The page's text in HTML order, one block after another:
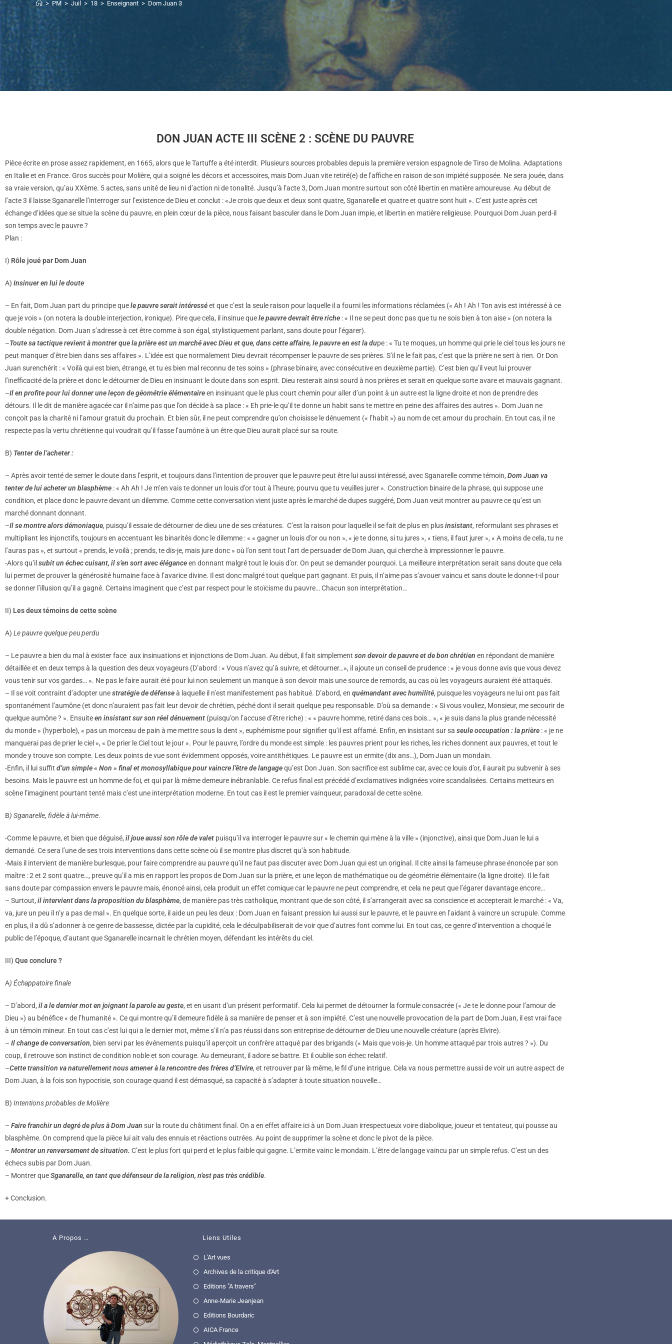
> PM > Juil > 18 > Enseignant > Dom Juan 3
DON JUAN ACTE III SCÈNE 2 : SCÈNE DU PAUVRE
Pièce écrite en prose assez rapidement, en 1665, alors que le Tartuffe a été interdit. Plusieurs sources probables depuis la première version espagnole de Tirso de Molina. Adaptations
en Italie et en France. Gros succès pour Molière, qui a soigné les décors et accessoires, mais Dom Juan vite retiré(e) de l’affiche en raison de son impiété supposée. Ne sera jouée, dans
sa vraie version, qu’au XXème. 5 actes, sans unité de lieu ni d’action ni de tonalité. Jusqu’à l’acte 3, Dom Juan montre surtout son côté libertin en matière amoureuse. Au début de
l’acte 3 il laisse Sganarelle l’interroger sur l’existence de Dieu et conclut : «Je crois que deux et deux sont quatre, Sganarelle et quatre et quatre sont huit ». C’est juste après cet
échange d’idées que se situe la scène du pauvre, en plein cœur de la pièce, nous faisant basculer dans le Dom Juan impie, et libertin en matière religieuse. Pourquoi Dom Juan perd-il
son temps avec le pauvre ?
Plan :
I) Rôle joué par Dom Juan
A) Insinuer en lui le doute
– En fait, Dom Juan part du principe quele pauvre serait intéresséet que c’est la seule raison pour laquelle il a fourni les informations réclamées (« Ah ! Ah ! Ton avis est intéressé à ce
que je vois » (on notera la double interjection, ironique). Pire que cela, il insinue quele pauvre devrait être riche : « Il ne se peut donc pas que tu ne sois bien à ton aise » (on notera la
double négation. Dom Juan s’adresse à cet être comme à son égal, stylistiquement parlant, sans doute pour l’égarer).
–Toute sa tactique revient à montrer que la prière est un marché avec Dieu et que, dans cette affaire, le pauvre en est la dupe : « Tu te moques, un homme qui prie le ciel tous les jours ne
peut manquer d’être bien dans ses affaires ». L’idée est que normalement Dieu devrait récompenser le pauvre de ses prières. S’il ne le fait pas, c’est que la prière ne sert à rien. Or Don
Juan surenchérit : « Voilà qui est bien, étrange, et tu es bien mal reconnu de tes soins » (phrase binaire, avec consécutive en deuxième partie). C’est bien qu’il veut lui prouver
l’inefficacité de la prière et donc le détourner de Dieu en insinuant le doute dans son esprit. Dieu resterait ainsi sourd à nos prières et serait en quelque sorte avare et mauvais gagnant.
–Il en profite pour lui donner une leçon de géométrie élémentaireen insinuant que le plus court chemin pour aller d’un point à un autre est la ligne droite et non de prendre des
détours. Il le dit de manière agacée car il n’aime pas que l’on décide à sa place : « Eh prie-le qu’il te donne un habit sans te mettre en peine des affaires des autres ». Dom Juan ne
conçoit pas la charité ni l’amour gratuit du prochain. Et bien sûr, il ne peut comprendre qu’on choisisse le dénuement (« l’habit ») au nom de cet amour du prochain. En tout cas, il ne
respecte pas la vertu chrétienne qui voudrait qu’il fasse l’aumône à un être que Dieu aurait placé sur sa route.
B) Tenter de l’acheter :
– Après avoir tenté de semer le doute dans l’esprit, et toujours dans l’intention de prouver que le pauvre peut être lui aussi intéressé, avec Sganarelle comme témoin, Dom Juan va
tenter de lui acheter un blasphème : « Ah Ah ! Je m’en vais te donner un louis d’or tout à l’heure, pourvu que tu veuilles jurer ». Construction binaire de la phrase, qui suppose une
condition, et place donc le pauvre devant un dilemme. Comme cette conversation vient juste après le marché de dupes suggéré, Dom Juan veut montrer au pauvre ce qu’est un
marché donnant donnant.
–Il se montre alors démoniaque, puisqu’il essaie de détourner de dieu une de ses créatures. C’est la raison pour laquelle il se fait de plus en plusinsistant, reformulant ses phrases et
multipliant les injonctifs, toujours en accentuant les binarités donc le dilemme : « « gagner un louis d’or ou non », « je te donne, si tu jures », « tiens, il faut jurer », « A moins de cela, tu ne
l’auras pas », et surtout « prends, le voilà ; prends, te dis-je, mais jure donc » où l’on sent tout l’art de persuader de Dom Juan, qui cherche à impressionner le pauvre.
-Alors qu’il subit un échec cuisant, il s’en sort avec éléganceen donnant malgré tout le louis d’or. On peut se demander pourquoi. La meilleure interprétation serait sans doute que cela
lui permet de prouver la générosité humaine face à l’avarice divine. Il est donc malgré tout quelque part gagnant. Et puis, il n’aime pas s’avouer vaincu et sans doute le donne-t-il pour
se donner l’illusion qu’il a gagné. Certains imaginent que c’est par respect pour le stoïcisme du pauvre… Chacun son interprétation…
II) Les deux témoins de cette scène
A) Le pauvre quelque peu perdu
– Le pauvre a bien du mal à exister face aux insinuations et injonctions de Dom Juan. Au début, il fait simplement son devoir de pauvre et de bon chrétien en répondant de manière
détaillée et en deux temps à la question des deux voyageurs (D’abord : « Vous n’avez qu’à suivre, et détourner…», il ajoute un conseil de prudence : « je vous donne avis que vous devez
vous tenir sur vos gardes… ». Ne pas le faire aurait été pour lui non seulement un manque à son devoir mais une source de remords, au cas où les voyageurs auraient été attaqués.
– Il se voit contraint d’adopter unestratégie de défenseà laquelle il n’est manifestement pas habitué. D’abord, en quémandant avec humilité, puisque les voyageurs ne lui ont pas fait
spontanément l’aumône (et donc n’auraient pas fait leur devoir de chrétien, péché dont il serait quelque peu responsable. D’où sa demande : « Si vous vouliez, Monsieur, me secourir de
quelque aumône ? ». Ensuiteen insistant sur son réel dénuement (puisqu’on l’accuse d’être riche) : « « pauvre homme, retiré dans ces bois… », « je suis dans la plus grande nécessité
du monde » (hyperbole), « pas un morceau de pain à me mettre sous la dent », euphémisme pour signifier qu’il est affamé. Enfin, en insistant sur sa seule occupation : la prière : « je ne
manquerai pas de prier le ciel », « De prier le Ciel tout le jour ». Pour le pauvre, l’ordre du monde est simple : les pauvres prient pour les riches, les riches donnent aux pauvres, et tout le
monde y trouve son compte. Les deux points de vue sont évidemment opposés, voire antithétiques. Le pauvre est un ermite (dix ans…), Dom Juan un mondain.
-Enfin, il lui suffit d’un simple « Non » final et monosyllabique pour vaincre l’être de langagequ’est Don Juan. Son sacrifice est sublime car, avec ce louis d’or, il aurait pu subvenir à ses
besoins. Mais le pauvre est un homme de foi, et qui par là même demeure inébranlable. Ce refus final est précédé d’exclamatives indignées voire scandalisées. Certains metteurs en
scène l’imaginent pourtant tenté mais c’est une interprétation moderne. En tout cas il est le premier vainqueur, paradoxal de cette scène.
B) Sganarelle, fidèle à lui-même.
-Comme le pauvre, et bien que déguisé, il joue aussi son rôle de valet puisqu’il va interroger le pauvre sur « le chemin qui mène à la ville » (injonctive), ainsi que Dom Juan le lui a
demandé. Ce sera l’une de ses trois interventions dans cette scène où il se montre plus discret qu’à son habitude.
-Mais il intervient de manière burlesque, pour faire comprendre au pauvre qu’il ne faut pas discuter avec Dom Juan qui est un original. Il cite ainsi la fameuse phrase énoncée par son
maître : 2 et 2 sont quatre…, preuve qu’il a mis en rapport les propos de Dom Juan sur la prière, et une leçon de mathématique ou de géométrie élémentaire (la ligne droite). Il le fait
sans doute par compassion envers le pauvre mais, énoncé ainsi, cela produit un effet comique car le pauvre ne peut comprendre, et cela ne peut que l’égarer davantage encore…
– Surtout, il intervient dans la proposition du blasphème, de manière pas très catholique, montrant que de son côté, il s’arrangerait avec sa conscience et accepterait le marché : « Va,
va, jure un peu il n’y a pas de mal ». En quelque sorte, il aide un peu les deux : Dom Juan en faisant pression lui aussi sur le pauvre, et le pauvre en l’aidant à vaincre un scrupule. Comme
en plus, il a dû s’adonner à ce genre de bassesse, dictée par la cupidité, cela le déculpabiliserait de voir que d’autres font comme lui. En tout cas, ce genre d’intervention a choqué le
public de l’époque, d’autant que Sganarelle incarnait le chrétien moyen, défendant les intérêts du ciel.
III) Que conclure ?
A) Échappatoire finale
– D’abord, il a le dernier mot en joignant la parole au geste, et en usant d’un présent performatif. Cela lui permet de détourner la formule consacrée (« Je te le donne pour l’amour de
Dieu ») au bénéfice « de l’humanité ». Ce qui montre qu’il demeure fidèle à sa manière de penser et à son impiété. C’est une nouvelle provocation de la part de Dom Juan, il est vrai face
à un témoin mineur. En tout cas c’est lui qui a le dernier mot, même s’il n’a pas réussi dans son entreprise de détourner de Dieu une nouvelle créature (après Elvire).
– Il change de conversation, bien servi par les événements puisqu’il aperçoit un confrère attaqué par des brigands (« Mais que vois-je. Un homme attaqué par trois autres ? »). Du
coup, il retrouve son instinct de condition noble et son courage. Au demeurant, il adore se battre. Et il oublie son échec relatif.
–Cette transition va naturellement nous amener à la rencontre des frères d’Elvire, et retrouver par là même, le fil d’une intrigue. Cela va nous permettre aussi de voir un autre aspect de
Dom Juan, à la fois son hypocrisie, son courage quand il est démasqué, sa capacité à s’adapter à toute situation nouvelle…
B) Intentions probables de Molière
– Faire franchir un degré de plus à Dom Juan sur la route du châtiment final. On a en effet affaire ici à un Dom Juan irrespectueux voire diabolique, joueur et tentateur, qui pousse au
blasphème. On comprend que la pièce lui ait valu des ennuis et réactions outrées. Au point de supprimer la scène et donc le pivot de la pièce.
– Montrer un renversement de situation. C’est le plus fort qui perd et le plus faible qui gagne. L’ermite vainc le mondain. L’être de langage vaincu par un simple refus. C’est un des
échecs subis par Dom Juan.
– Montrer queSganarelle, en tant que défenseur de la religion, n’est pas très crédible.
+ Conclusion.
A Propos … Liens Utiles
L'Art vues
Archives de la critique d'Art
Editions "A travers"
Anne-Marie Jeanjean
Editions Bourdaric
AICA France